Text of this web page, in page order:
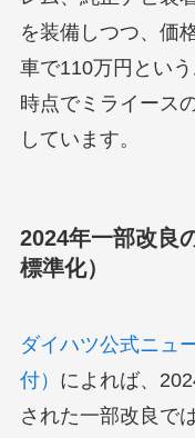
を装備しつつ、価
車で110万円とい
時点でミライース
しています。
2024年一部改良
標準化）
ダイハツ公式ニュ
付） によれば、
された一部改良で